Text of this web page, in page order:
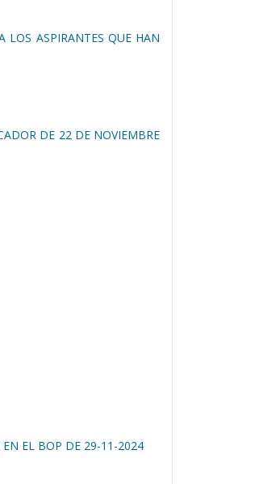
ASPIRANTES QUE HAN
DE 22 DE NOVIEMBRE
EL BOP DE 29-11-2024